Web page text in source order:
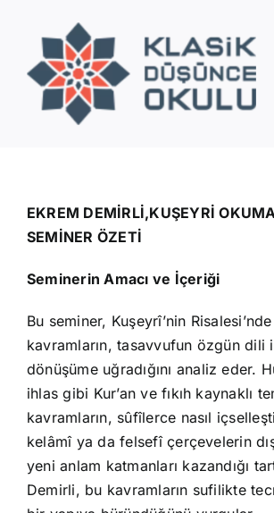
content
Eğitimler
İletişim
EKREM DEMİRLİ,KUŞEYRİ
SEMİNER ÖZETİ
Seminerin Amacı ve İçeriği
Bu seminer, Kuşeyrî’nin
kavramların, tasavvufun özgün dili
dönüşüme uğradığını analiz eder.
ihlas gibi Kur’an ve fıkıh kaynaklı
kavramların, sûfîlerce nasıl
kelâmî ya da felsefî çerçevelerin
yeni anlam katmanları kazandığı
Demirli, bu kavramların sufilikte